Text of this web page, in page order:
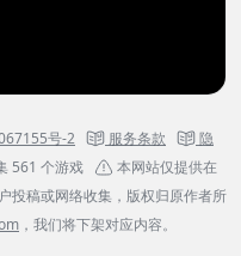
号-2 服务条款
隐
561 个游戏
本网站仅提供在
投稿或网络收集，版权归原作者所
，我们将下架对应内容。